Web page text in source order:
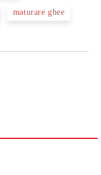
maturare ghee